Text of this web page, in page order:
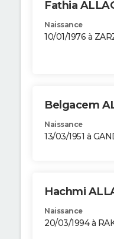
Fathia
Naissance
10/01/1976 à
Belgacem
Naissance
13/03/1951 à
Hachmi
Naissance
20/03/1994 à